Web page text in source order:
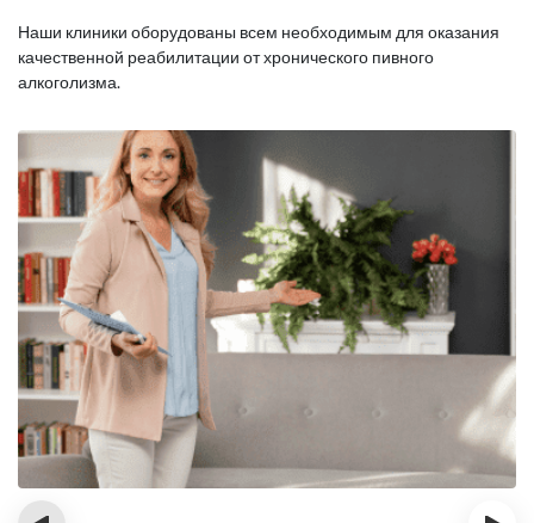
Наши клиники оборудованы всем необходимым для оказания
качественной реабилитации от хронического пивного
алкоголизма.